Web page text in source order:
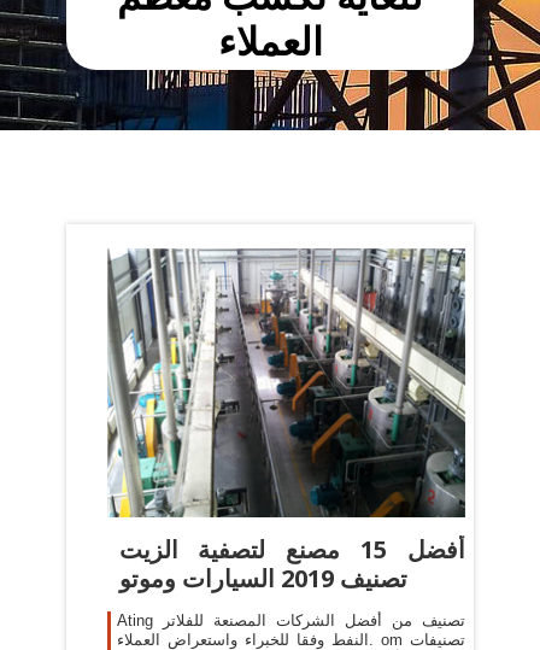
العملاء
أفضل 15 مصنع لتصفية الزيت
تصنيف 2019 السيارات وموتو
Ating تصنيف من أفضل الشركات المصنعة للفلاتر
النفط وفقا للخبراء واستعراض العملاء. om تصنيفات